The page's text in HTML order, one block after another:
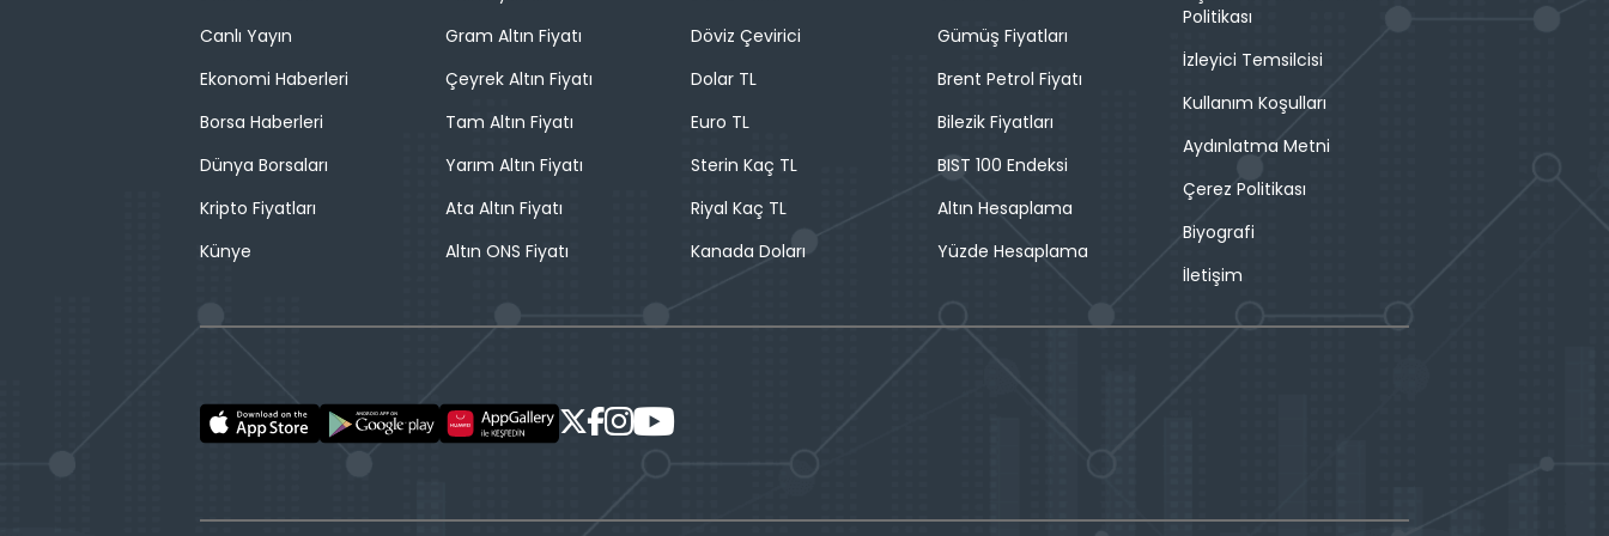
Canlı Yayın
Ekonomi Haberleri
Borsa Haberleri
Dünya Borsaları
Kripto Fiyatları
Künye
Gram Altın Fiyatı
Çeyrek Altın Fiyatı
Tam Altın Fiyatı
Yarım Altın Fiyatı
Ata Altın Fiyatı
Altın ONS Fiyatı
Döviz Çevirici
Dolar TL
Euro TL
Sterin Kaç TL
Riyal Kaç TL
Kanada Doları
Gümüş Fiyatları
Brent Petrol Fiyatı
Bilezik Fiyatları
BIST 100 Endeksi
Altın Hesaplama
Yüzde Hesaplama
Politikası
İzleyici Temsilcisi
Kullanım Koşulları
Aydınlatma Metni
Çerez Politikası
Biyografi
İletişim